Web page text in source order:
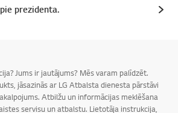
prezidenta.
Jums ir jautājums? Mēs varam palīdzēt.
jāsazinās ar LG Atbalsta dienesta pārstāvi
Atbilžu un informācijas meklēšana
servisu un atbalstu. Lietotāja instrukcija,